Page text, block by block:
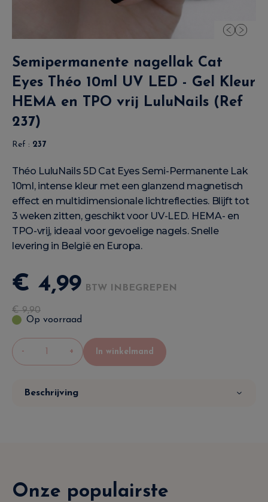
Semipermanente nagellak Cat
Eyes Théo 10ml UV LED - Gel Kleur
HEMA en TPO vrij LuluNails (Ref
237)
Ref : 237
Théo LuluNails 5D Cat Eyes Semi-Permanente Lak
10ml, intense kleur met een glanzend magnetisch
effect en multidimensionale lichtreflecties. Blijft tot
3 weken zitten, geschikt voor UV-LED. HEMA- en
TPO-vrij, ideaal voor gevoelige nagels. Snelle
levering in België en Europa.
€ 4,99 BTW INBEGREPEN
€9,90
Op voorraad
- + In winkelmand
Beschrijving
Onze populairste